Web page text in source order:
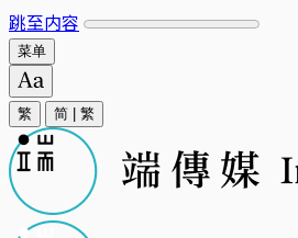
跳至内容
菜单
繁 简 繁